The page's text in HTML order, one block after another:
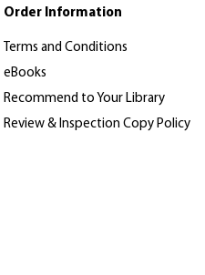
Order Information
Terms and Conditions
eBooks
Recommend to Your Library
Review & Inspection Copy Policy